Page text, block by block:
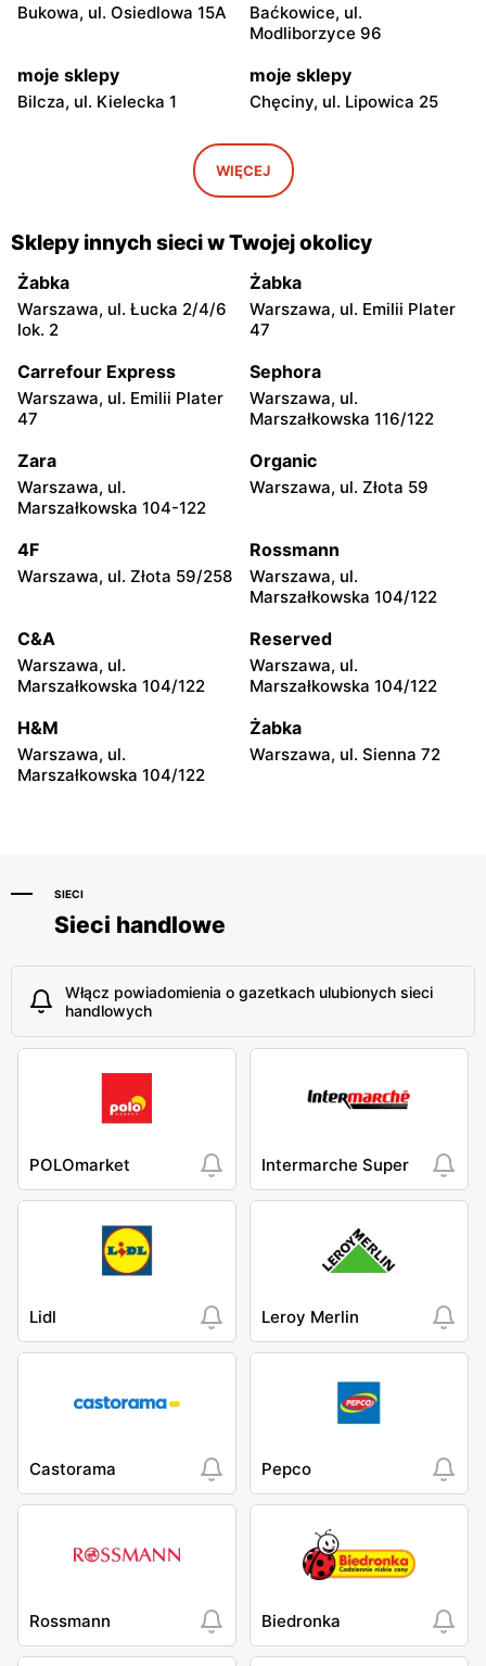
Bukowa, ul. Osiedlowa 15A
Baćkowice, ul.
Modliborzyce 96
moje sklepy
Bilcza, ul. Kielecka 1
moje sklepy
Chęciny, ul. Lipowica 25
Iwaniska, ul. Ujazdowska 5
moje sklepy
Bogoria, ul. Rynek 30
Gorzyce, ul. Szkolna 44 Grębów, ul. Wydrza 180
moje sklepy
Jadachy, ul. Jadachy 111
moje sklepy
Jeżowe, ul. Zalesie 77
Kazimierza Wielka, ul.
Kolejowa 15
Kamień, ul. Błonie 23
Górki, ul. Górki 71
Gumniska, ul. Gumniska
157C
Iwierzyce, ul. Iwierzyce
152A
Tczew, ul. Franciszka Żwirki
61
Hyżne, ul. Hyżne 100 Jarosław, ul. Pełkińska 147
moje sklepy moje sklepy
WIĘCEJ
Sklepy innych sieci w Twojej okolicy
Żabka
Warszawa, ul. Łucka 2/4/6
lok. 2
Żabka
Warszawa, ul. Emilii Plater
47
Carrefour Express
Warszawa, ul. Emilii Plater
47
Sephora
Warszawa, ul.
Marszałkowska 116/122
Zara
Warszawa, ul.
Marszałkowska 104-122
Organic
Warszawa, ul. Złota 59
4F
Warszawa, ul. Złota 59/258
Rossmann
Warszawa, ul.
Marszałkowska 104/122
C&A
Warszawa, ul.
Marszałkowska 104/122
Reserved
Warszawa, ul.
Marszałkowska 104/122
H&M
Warszawa, ul.
Marszałkowska 104/122
Żabka
Warszawa, ul. Sienna 72
SIECI
Sieci handlowe
Włącz powiadomienia o gazetkach ulubionych sieci
handlowych
POLOmarket Intermarche Super
Lidl Leroy Merlin
Castorama Pepco
Rossmann Biedronka